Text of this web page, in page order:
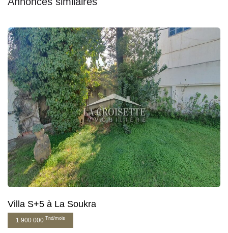
Villa S+5 à La Soukra
1 900 000 Tnd/mois